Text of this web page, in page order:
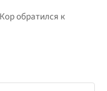
обратился к